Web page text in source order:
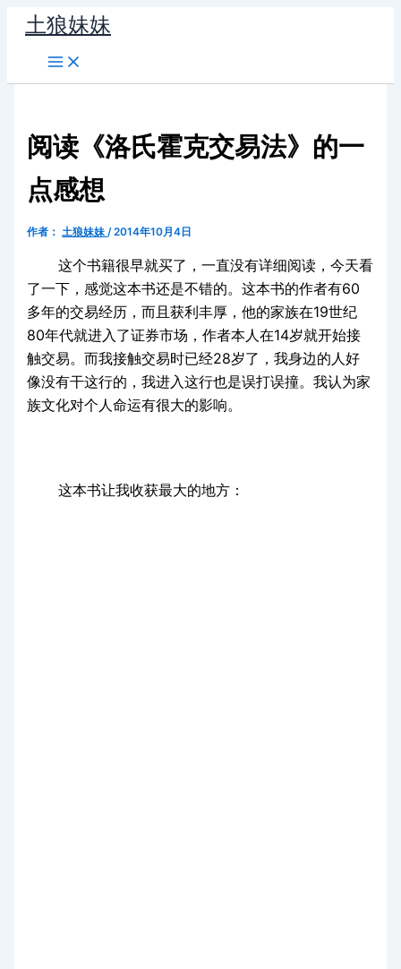
容
土狼妹妹
阅读《洛氏霍克交易法》的一
点感想
作者： 土狼妹妹/2014年10月4日
这个书籍很早就买了，一直没有详细阅读，今天看
了一下，感觉这本书还是不错的。这本书的作者有60
多年的交易经历，而且获利丰厚，他的家族在19世纪
80年代就进入了证券市场，作者本人在14岁就开始接
触交易。而我接触交易时已经28岁了，我身边的人好
像没有干这行的，我进入这行也是误打误撞。我认为家
族文化对个人命运有很大的影响。
这本书让我收获最大的地方：